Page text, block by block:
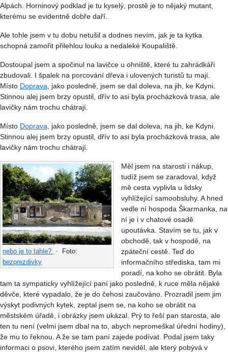
Alpách. Horninový podklad je tu kyselý, prostě je to nějaký mutant,
kterému se evidentně dobře daří.
Ale tohle jsem v tu dobu netušil a dodnes nevím, jak je ta kytka
schopná zamořit přilehlou louku a nedaleké Koupaliště.
Dostoupal jsem a spočinul na lavičce u ohniště, které tu zahrádkáři
zbudovali. I špalek na porcování dřeva i ulovených turistů tu mají.
Místo Doprava , jako posledně, jsem se dal doleva, na jih, ke Kdyni.
Stinnou alej jsem brzy opustil, dřív to asi byla procházková trasa, ale
lavičky nám trochu chátrají.
Místo Doprava , jako posledně, jsem se dal doleva, na jih, ke Kdyni.
Stinnou alej jsem brzy opustil, dřív to asi byla procházková trasa, ale
lavičky nám trochu chátrají.
nebo je to tahle? •
Foto:
bezprezdivky
Měl jsem na starosti i nákup,
tudíž jsem se zaradoval, když
mě cesta vyplivla u lidsky
vyhlížející samoobsluhy. A hned
vedle ní hospoda Škarmanka, na
ní je i v chatové osadě
upoutávka. Stavím se tu, jak v
obchodě, tak v hospodě, na
zpáteční cestě. Teď do
informačního střediska, tam mi
poradí, na koho se obrátit. Byla
tam ta sympaticky vyhlížející paní jako posledně, k ruce měla nějaké
děvče, které vypadalo, že je do čehosi zaučováno. Prozradil jsem jim
výskyt podivných kytek, zeptal jsem se, na koho se obrátit na
městském úřadě, i obrázky jsem ukázal. Prý to řeší pan starosta, ale
ten tu není (velmi jsem dbal na to, abych nepromeškal úřední hodiny),
že mu to řeknou. A že se tam paní zajede podívat. Podal jsem taky
informaci o psovi, kterého jsem zatím neviděl, ale který pobývá v